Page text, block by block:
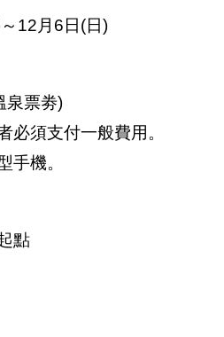
12月6日(日)
泉票劵)
須支付一般費用。
手機。
點